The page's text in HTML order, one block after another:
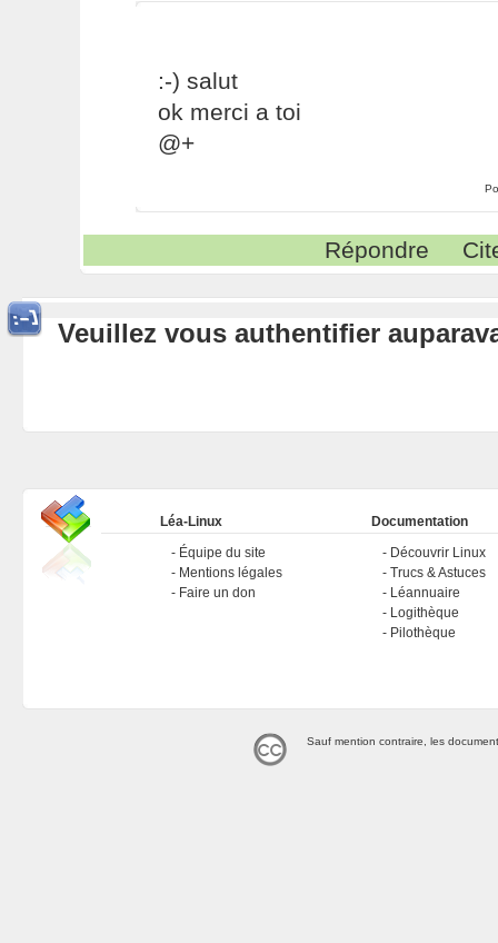
:-) salut
ok merci a toi
@+
Répondre
Veuillez vous authentifier
Léa-Linux
Équipe du site
Mentions légales
Faire un don
Documentation
Découvrir Linux
Trucs & Astuces
Léannuaire
Logithèque
Pilothèque
Sauf mention contraire, les